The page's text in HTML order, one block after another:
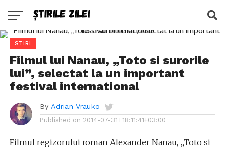
STIRI
Filmul lui Nanau, „Toto si surorile
lui”, selectat la un important
festival international
By Adrian Vrauko
Published on 2014-07-31T18:11:41+03:00
Filmul regizorului roman Alexander Nanau, „Toto si